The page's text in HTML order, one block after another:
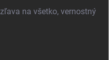
na všetko, vernostný